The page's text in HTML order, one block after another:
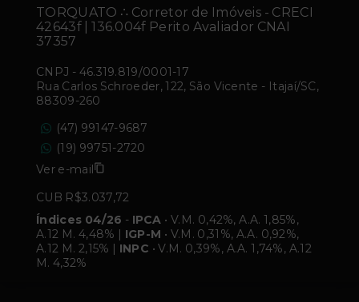
TORQUATO ∴ Corretor de Imóveis - CRECI
42643f | 136.004f Perito Avaliador CNAI
37357
CNPJ - 46.319.819/0001-17
Rua Carlos Schroeder, 122, São Vicente - Itajaí/SC,
88309-260
(47) 99147-9687
(19) 99751-2720
Ver e-mail
CUB R$3.037,72
Índices 04/26 - IPCA • V.M. 0,42%, A.A. 1,85%,
A.12 M. 4,48% | IGP-M • V.M. 0,31%, A.A. 0,92%,
A.12 M. 2,15% | INPC • V.M. 0,39%, A.A. 1,74%, A.12
M. 4,32%